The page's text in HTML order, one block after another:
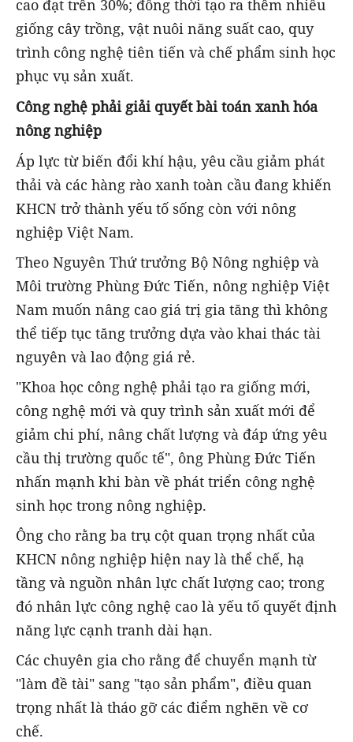
cao đạt trên 30%; đồng thời tạo ra thêm nhiều
giống cây trồng, vật nuôi năng suất cao, quy
trình công nghệ tiên tiến và chế phẩm sinh học
phục vụ sản xuất.
Công nghệ phải giải quyết bài toán xanh hóa
nông nghiệp
Áp lực từ biến đổi khí hậu, yêu cầu giảm phát
thải và các hàng rào xanh toàn cầu đang khiến
KHCN trở thành yếu tố sống còn với nông
nghiệp Việt Nam.
Theo Nguyên Thứ trưởng Bộ Nông nghiệp và
Môi trường Phùng Đức Tiến, nông nghiệp Việt
Nam muốn nâng cao giá trị gia tăng thì không
thể tiếp tục tăng trưởng dựa vào khai thác tài
nguyên và lao động giá rẻ.
"Khoa học công nghệ phải tạo ra giống mới,
công nghệ mới và quy trình sản xuất mới để
giảm chi phí, nâng chất lượng và đáp ứng yêu
cầu thị trường quốc tế", ông Phùng Đức Tiến
nhấn mạnh khi bàn về phát triển công nghệ
sinh học trong nông nghiệp.
Ông cho rằng ba trụ cột quan trọng nhất của
KHCN nông nghiệp hiện nay là thể chế, hạ
tầng và nguồn nhân lực chất lượng cao; trong
đó nhân lực công nghệ cao là yếu tố quyết định
năng lực cạnh tranh dài hạn.
Các chuyên gia cho rằng để chuyển mạnh từ
"làm đề tài" sang "tạo sản phẩm", điều quan
trọng nhất là tháo gỡ các điểm nghẽn về cơ
chế.